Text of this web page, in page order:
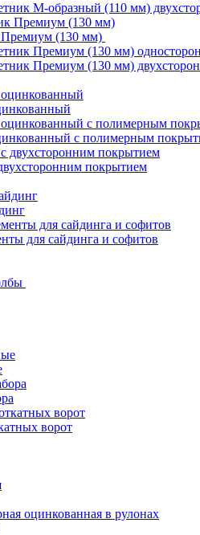
М-образный (110 мм)
(130 мм)
Премиум (130 мм)
Премиум (130 мм)
с полимерным
покрытием
для сайдинга и софитов
ворот
оцинкованная в рулонах